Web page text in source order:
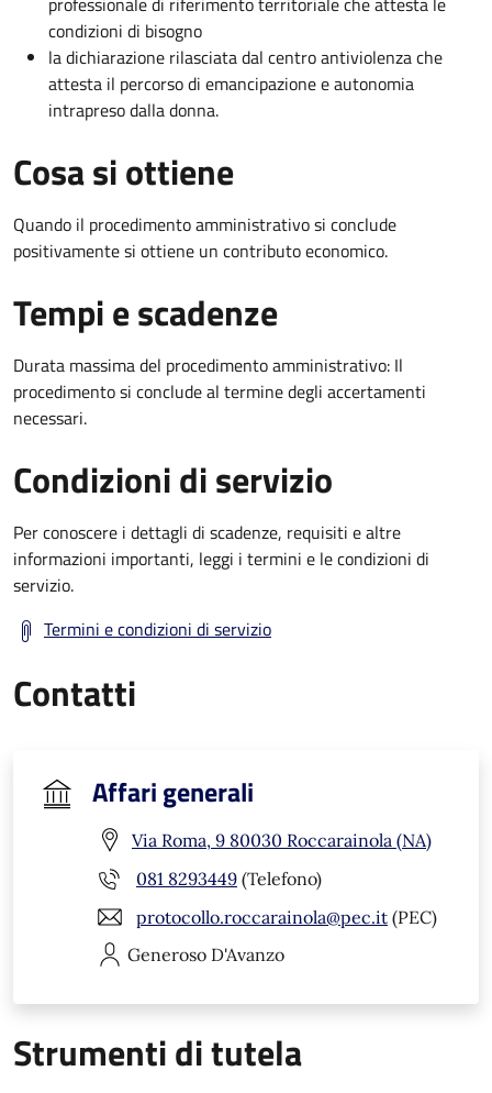
condizioni di bisogno
la dichiarazione rilasciata dal centro antiviolenza che
attesta il percorso di emancipazione e autonomia
intrapreso dalla donna.
Cosa si ottiene
Quando il procedimento amministrativo si conclude
positivamente si ottiene un contributo economico.
Tempi e scadenze
Durata massima del procedimento amministrativo: Il
procedimento si conclude al termine degli accertamenti
necessari.
Condizioni di servizio
Per conoscere i dettagli di scadenze, requisiti e altre
informazioni importanti, leggi i termini e le condizioni di
servizio.
Termini e condizioni di servizio
Contatti
Affari generali
Via Roma, 9 80030 Roccarainola (NA)
081 8293449 (Telefono)
protocollo.roccarainola@pec.it (PEC)
Generoso D'Avanzo
Strumenti di tutela